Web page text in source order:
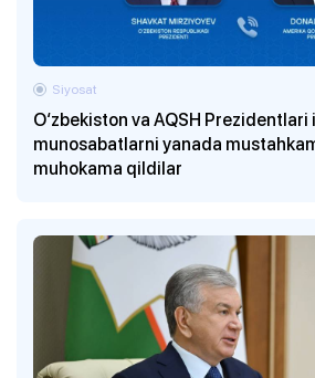
O‘zbekiston va AQSH
munosabatlarni yanada
muhokama qildilar
Siyosat